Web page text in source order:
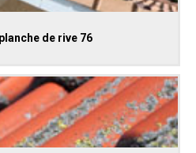
de rive 76